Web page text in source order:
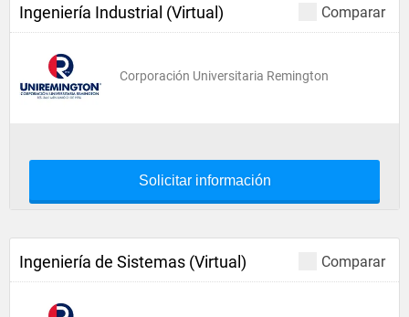
Comparar
Ingeniería Industrial (Virtual)
Corporación Universitaria Remington
Solicitar información
Comparar
Ingeniería de Sistemas (Virtual)